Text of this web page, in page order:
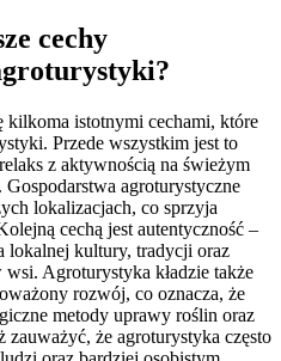
cechy
kilkoma istotnymi cechami, które
Przede wszystkim jest to
z aktywnością na świeżym
agroturystyczne
lokalizacjach, co sprzyja
cechą jest autentyczność –
lokalnej kultury, tradycji oraz
Agroturystyka kładzie także
rozwój, co oznacza, że
metody uprawy roślin oraz
że agroturystyka często